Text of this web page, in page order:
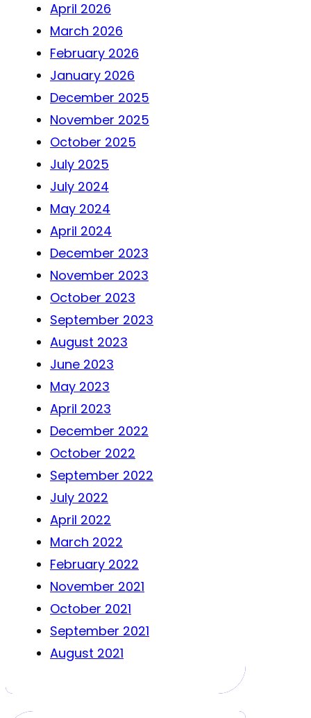
April 2026
March 2026
February 2026
January 2026
December 2025
November 2025
October 2025
July 2025
July 2024
May 2024
April 2024
December 2023
November 2023
October 2023
September 2023
August 2023
June 2023
May 2023
April 2023
December 2022
October 2022
September 2022
July 2022
April 2022
March 2022
February 2022
November 2021
October 2021
September 2021
August 2021